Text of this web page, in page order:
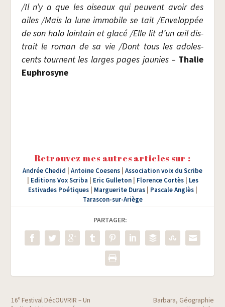
/​Il n’y a que les oiseaux qui peuvent avoir des
ailes /​Mais la lune immo­bile se tait /​Enveloppée
de son halo loin­tain et gla­cé /​Elle lit d’un œil dis­
trait le roman de sa vie /​Dont tous les ado­les­
cents tournent les larges pages jau­nies– Tha­lie
Euphro­syne
Retrouvez mes autres articles sur :
Andrée Chedid Antoine Coesens Association voix du Scribe
Editions Vox Scriba Eric Gulleton| Florence Cortès| Les
Estivades Poétiques| Marguerite Duras| Pascale Anglès|
Tarascon-sur-Ariège
PARTAGER:
16e Festival DécOUVRIR – Un
Barbara, Géographie